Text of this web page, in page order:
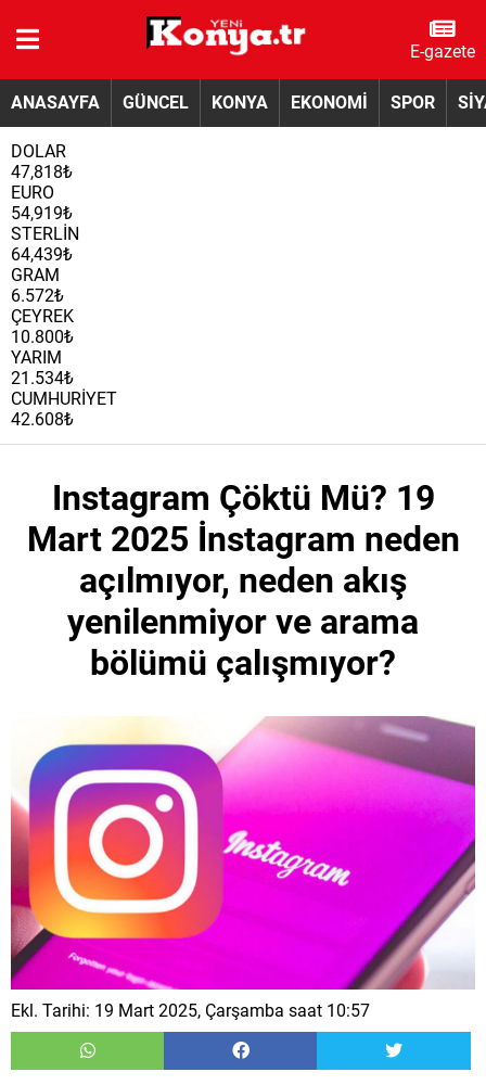
E-gazete
ANASAYFA GÜNCEL KONYA EKONOMİ SPOR
DOLAR
47,818₺
EURO
54,919₺
STERLİN
64,439₺
GRAM
6.572₺
ÇEYREK
10.800₺
YARIM
21.534₺
CUMHURİYET
42.608₺
Instagram Çöktü Mü? 19
Mart 2025 İnstagram neden
açılmıyor, neden akış
yenilenmiyor ve arama
bölümü çalışmıyor?
Ekl. Tarihi: 19 Mart 2025, Çarşamba saat 10:57